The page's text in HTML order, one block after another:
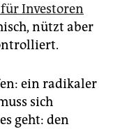
Investoren
nützt aber
ein radikaler
sich
geht: den